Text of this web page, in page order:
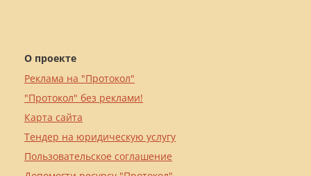
О проекте
Реклама на "Протокол"
"Протокол" без реклами!
Карта сайта
Тендер на юридическую услугу
Пользовательское соглашение